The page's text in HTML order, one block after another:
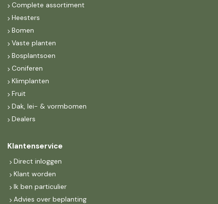
Complete assortiment
Heesters
Bomen
Vaste planten
Bosplantsoen
Coniferen
Klimplanten
Fruit
Dak, lei- & vormbomen
Dealers
Klantenservice
Direct inloggen
Klant worden
Ik ben particulier
Advies over beplanting